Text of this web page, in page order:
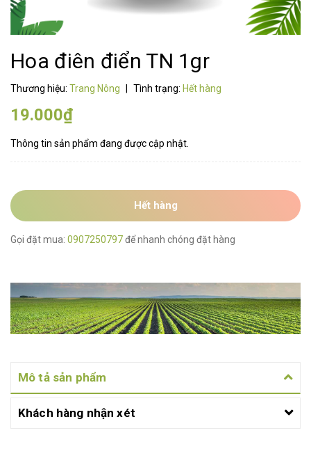
Hoa điên điển TN 1gr
Thương hiệu: Trang Nông Tình trạng: Hết hàng
19.000₫
Thông tin sản phẩm đang được cập nhật.
Hết hàng
Gọi đặt mua: 0907250797để nhanh chóng đặt hàng
Mô tả sản phẩm
Khách hàng nhận xét